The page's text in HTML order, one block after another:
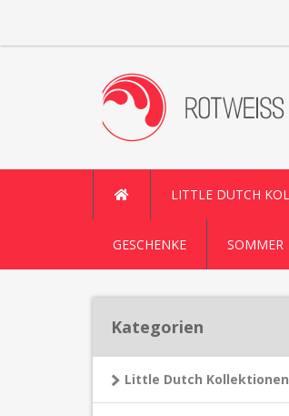
LITTLE DUTCH
GESCHENKE SOMMER
Kategorien
Little Dutch Kollektionen